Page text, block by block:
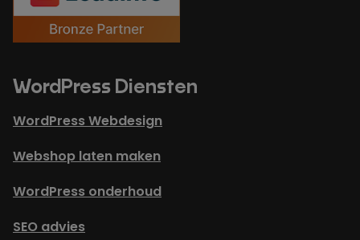
WordPress Diensten
WordPress Webdesign
Webshop laten maken
WordPress onderhoud
SEO advies